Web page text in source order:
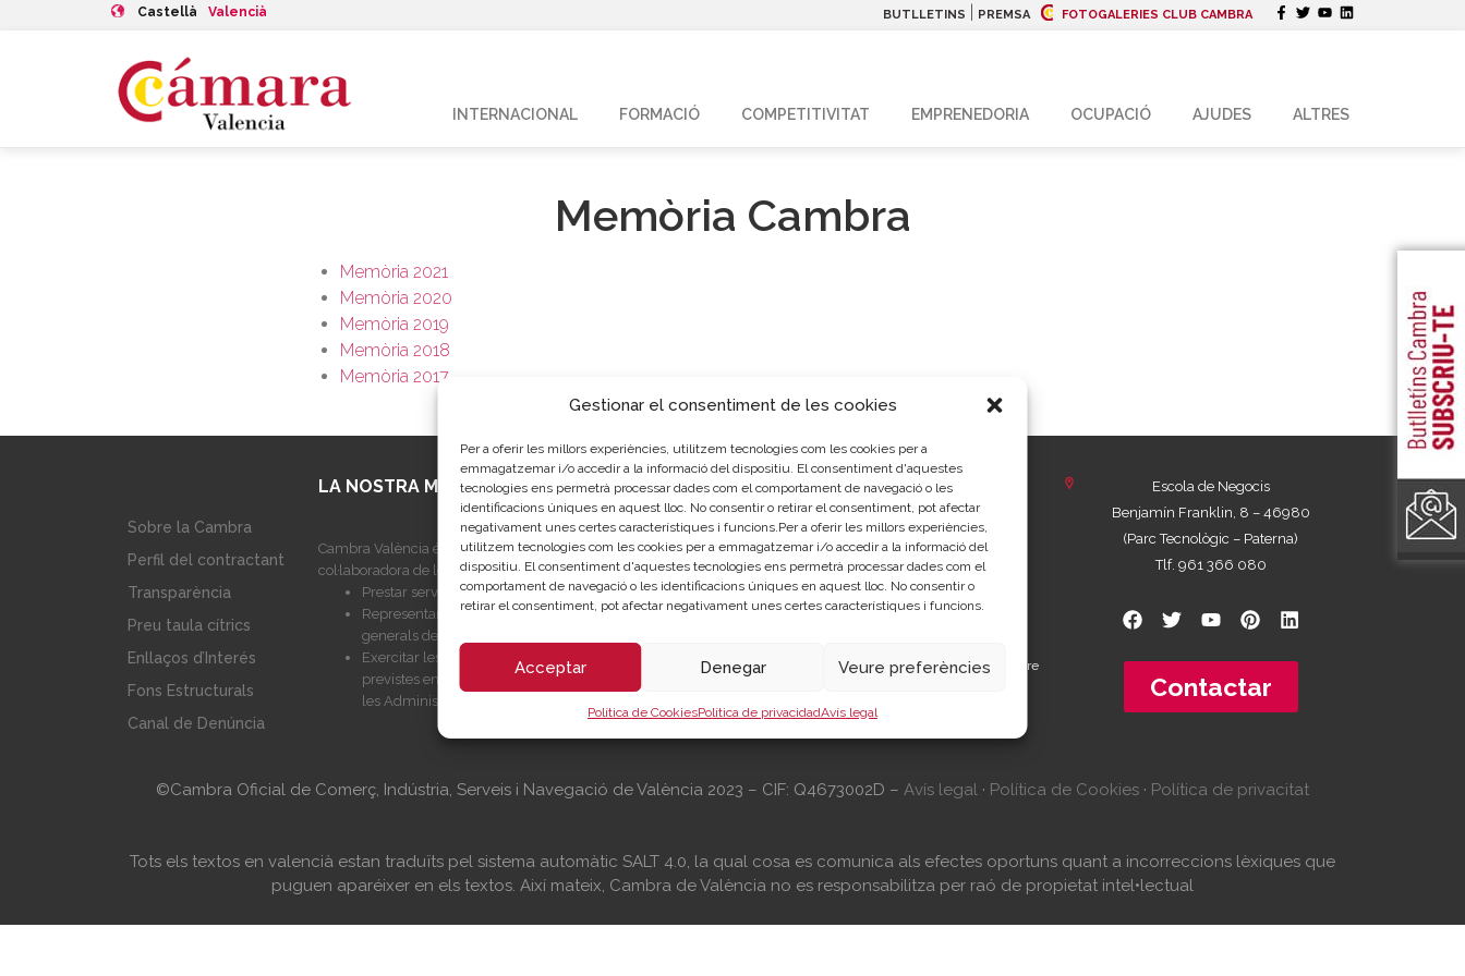
Gestionar el consentiment de les cookies
Per a oferir les millors experiències, utilitzem tecnologies com les cookies per a
emmagatzemar i/o accedir a la informació del dispositiu. El consentiment d'aquestes
tecnologies ens permetrà processar dades com el comportament de navegació o les
identificacions úniques en aquest lloc. No consentir o retirar el consentiment, pot afectar
negativament unes certes característiques i funcions.Per a oferir les millors experiències,
utilitzem tecnologies com les cookies per a emmagatzemar i/o accedir a la informació del
dispositiu. El consentiment d'aquestes tecnologies ens permetrà processar dades com el
comportament de navegació o les identificacions úniques en aquest lloc. No consentir o
retirar el consentiment, pot afectar negativament unes certes característiques i funcions.
Acceptar Denegar Veure preferències
Política de CookiesPolítica de privacidadAvís legal
Castellà Valencià BUTLLETINS PREMSA FOTOGALERIES CLUB CAMBRA
INTERNACIONAL FORMACIÓ COMPETITIVITAT EMPRENEDORIA OCUPACIÓ AJUDES ALTRES
Memòria Cambra
Memòria 2021
Memòria 2020
Memòria 2019
Memòria 2018
Memòria 2017
Sobre la Cambra
Perfil del contractant
Transparència
Preu taula cítrics
Enllaços d’Interés
Fons Estructurals
Canal de Denúncia
LA NOSTRA MISSIÓ
Cambra València és una corporació de dret públic,
col·laboradora de les Administracions Públiques, dedicada a:
Prestar serveis a les empreses.
Representar, promocionar i defensar els interessos
generals del comerç, la indústria i la navegació.
Exercitar les competències de caràcter públic
previstes en la Llei, o que puguen encomanar i delegar
les Administracions Públiques.
Seu Central
C/Poeta Querol 15 – 46002 València
Tlf. 963 103 900
Horari Atenció
Telefònica:8.30 a 14.00 i de 15.30 a 18.30
15.30 a 18.30
(des de l’1 de Juliol al 15 de Setembre
Escola de Negocis
Benjamín Franklin, 8 – 46980
(Parc Tecnològic – Paterna)
Tlf. 961 366 080
Contactar
©Cambra Oficial de Comerç, Indústria, Serveis i Navegació de València 2023 – CIF: Q4673002D – Avís legal · Política de Cookies · Política de privacitat
Tots els textos en valencià estan traduïts pel sistema automàtic SALT 4.0, la qual cosa es comunica als efectes oportuns quant a incorreccions lèxiques que
puguen aparéixer en els textos. Així mateix, Cambra de València no es responsabilitza per raó de propietat intel•lectual